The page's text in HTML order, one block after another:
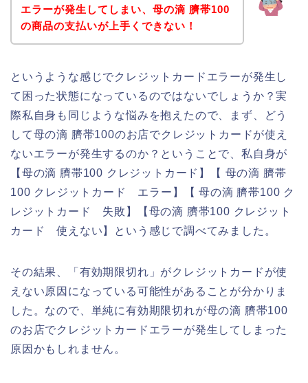
エラーが発生してしまい、母の滴 臍帯100
の商品の支払いが上手くできない！
というような感じでクレジットカードエラーが発生し
て困った状態になっているのではないでしょうか？実
際私自身も同じような悩みを抱えたので、まず、どう
して母の滴 臍帯100のお店でクレジットカードが使え
ないエラーが発生するのか？ということで、私自身が
【母の滴 臍帯100 クレジットカード】【 母の滴 臍帯
100 クレジットカード エラー】【 母の滴 臍帯100 ク
レジットカード 失敗】【母の滴 臍帯100 クレジット
カード 使えない】という感じで調べてみました。
その結果、「有効期限切れ」がクレジットカードが使
えない原因になっている可能性があることが分かりま
した。なので、単純に有効期限切れが母の滴 臍帯100
のお店でクレジットカードエラーが発生してしまった
原因かもしれません。